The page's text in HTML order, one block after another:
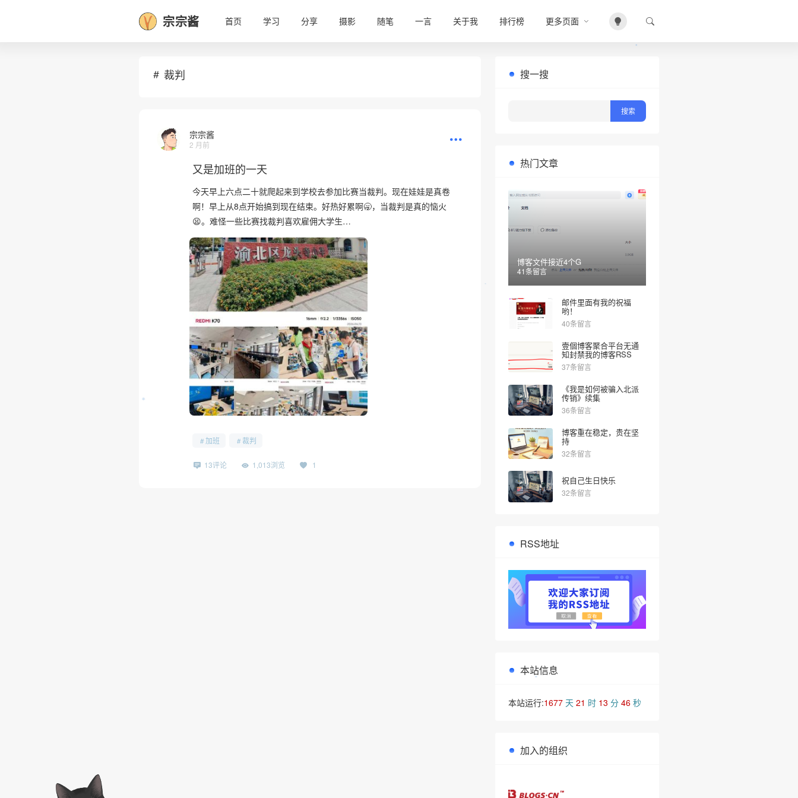
宗宗酱 首页 学习 分享 摄影 随笔 一言 关于我 排行榜 更多页面
裁判
宗宗酱
2 月前
又是加班的一天
今天早上六点二十就爬起来到学校去参加比赛当裁判。现在娃娃是真卷
啊！早上从8点开始搞到现在结束。好热好累啊🥱，当裁判是真的恼火
😫。难怪一些比赛找裁判喜欢雇佣大学生…
加班 裁判
13评论 1,013浏览 1
搜一搜
热门文章
博客文件接近4个G
41条留言
邮件里面有我的祝福
哟！
40条留言
壹個博客聚合平台无通
知封禁我的博客RSS
37条留言
《我是如何被骗入北派
传销》续集
36条留言
博客重在稳定，贵在坚
持
32条留言
祝自己生日快乐
32条留言
RSS地址
本站信息
本站运行:1677天 21 时 13 分 46秒
加入的组织